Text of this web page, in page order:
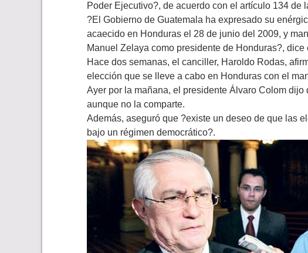
Poder Ejecutivo?, de acuerdo con el artículo 134 de
?El Gobierno de Guatemala ha expresado su
acaecido en Honduras el 28 de junio del 2009, y
Manuel Zelaya como presidente de Honduras?, dice
Hace dos semanas, el canciller, Haroldo Rodas,
elección que se lleve a cabo en Honduras con el
Ayer por la mañana, el presidente Álvaro Colom
aunque no la comparte.
Además, aseguró que ?existe un deseo de que las
bajo un régimen democrático?.